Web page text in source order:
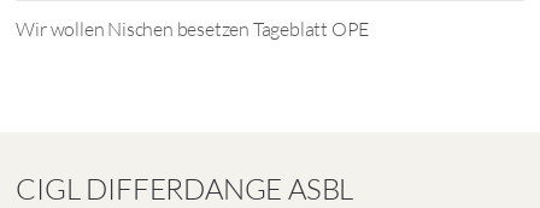
Wir wollen Nischen besetzen Tageblatt OPE
CIGL DIFFERDANGE ASBL